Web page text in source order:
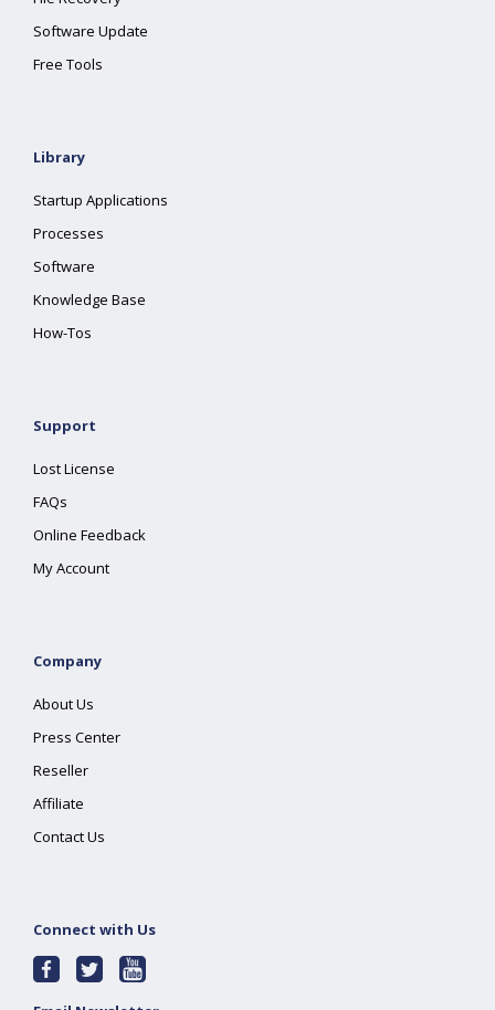
Software Update
Free Tools
Library
Startup Applications
Processes
Software
Knowledge Base
How-Tos
Support
Lost License
FAQs
Online Feedback
My Account
Company
About Us
Press Center
Reseller
Affiliate
Contact Us
Connect with Us